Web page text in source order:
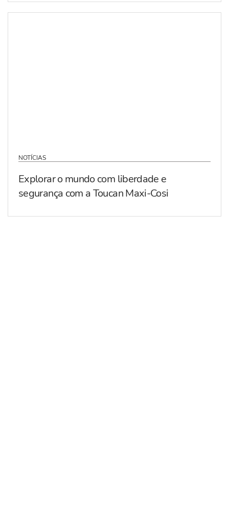
NOTÍCIAS
Explorar o mundo com liberdade e
segurança com a Toucan Maxi-Cosi